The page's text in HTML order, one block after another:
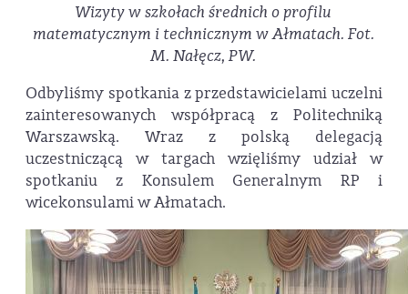
Wizyty w szkołach średnich o profilu
matematycznym i technicznym w Ałmatach. Fot.
M. Nałęcz, PW.
Odbyliśmy spotkania z przedstawicielami uczelni
zainteresowanych współpracą z Politechniką
Warszawską. Wraz z polską delegacją
uczestniczącą w targach wzięliśmy udział w
spotkaniu z Konsulem Generalnym RP i
wicekonsulami w Ałmatach.